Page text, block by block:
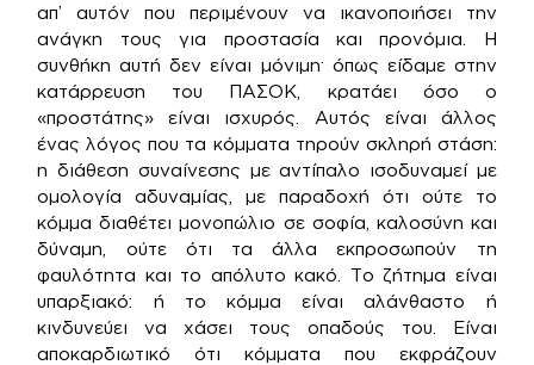
απ’ αυτόν που περιμένουν να ικανοποιήσει την
ανάγκη τους για προστασία και προνόμια. Η
συνθήκη αυτή δεν είναι μόνιμη· όπως είδαμε στην
κατάρρευση του ΠΑΣΟΚ, κρατάει όσο ο
«προστάτης» είναι ισχυρός. Αυτός είναι άλλος
ένας λόγος που τα κόμματα τηρούν σκληρή στάση:
η διάθεση συναίνεσης με αντίπαλο ισοδυναμεί με
ομολογία αδυναμίας, με παραδοχή ότι ούτε το
κόμμα διαθέτει μονοπώλιο σε σοφία, καλοσύνη και
δύναμη, ούτε ότι τα άλλα εκπροσωπούν τη
φαυλότητα και το απόλυτο κακό. Το ζήτημα είναι
υπαρξιακό: ή το κόμμα είναι αλάνθαστο ή
κινδυνεύει να χάσει τους οπαδούς του. Είναι
αποκαρδιωτικό ότι κόμματα που εκφράζουν